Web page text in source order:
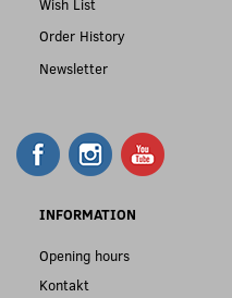
Wish List
Order History
Newsletter
INFORMATION
Opening hours
Kontakt